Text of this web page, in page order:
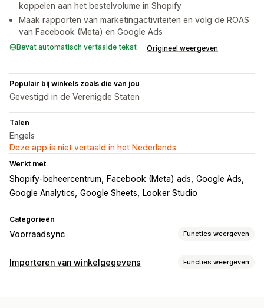
koppelen aan het bestelvolume in Shopify
Maak rapporten van marketingactiviteiten en volg de ROAS
van Facebook (Meta) en Google Ads
Bevat automatisch vertaalde tekst Origineel weergeven
Populair bij winkels zoals die van jou
Gevestigd in de Verenigde Staten
Talen
Engels
Deze app is niet vertaald in het Nederlands
Werkt met
Shopify-beheercentrum Facebook (Meta) ads Google Ads
Google Analytics Google Sheets Looker Studio
Categorieën
Voorraadsync Functies weergeven
Synchronisatietype
Importeren van winkelgegevens Functies weergeven